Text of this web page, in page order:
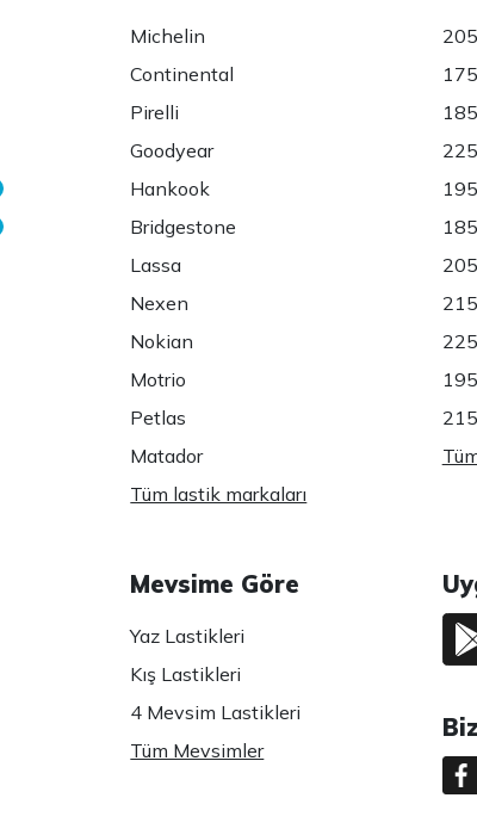
Michelin
Continental
Pirelli
Goodyear
Hankook
Bridgestone
Lassa
Nexen
Nokian
Motrio
Petlas
Matador
Tüm lastik markaları
Mevsime Göre
Yaz Lastikleri
Kış Lastikleri
4 Mevsim Lastikleri
Tüm Mevsimler